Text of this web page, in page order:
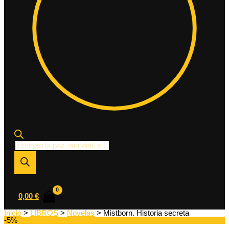
Búsqueda
de
productos
0,00 €
Inicio > LIBROS > Novelas > Mistborn. Historia secreta
-5%